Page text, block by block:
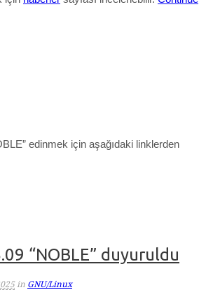
edinmek için aşağıdaki linklerden
“NOBLE” duyuruldu
in GNU/Linux